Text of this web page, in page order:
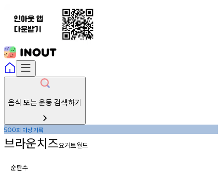
음식 또는 운동 검색하기
500회 이상기록
브라운치즈요거트월드
순탄수